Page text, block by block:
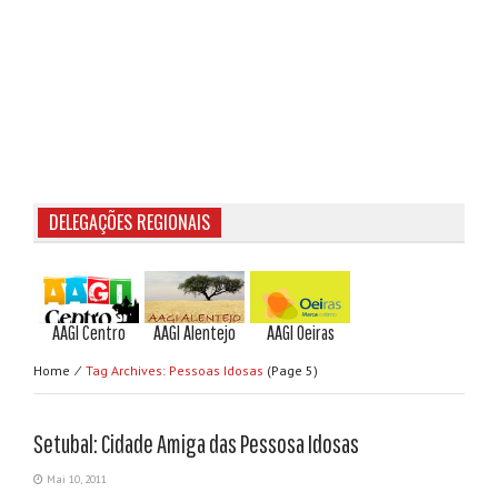
DELEGAÇÕES REGIONAIS
AAGI Centro AAGI Alentejo AAGI Oeiras
Home ⁄ Tag Archives: Pessoas Idosas (page 5)
Setubal: Cidade Amiga das Pessosa Idosas
Mai 10, 2011